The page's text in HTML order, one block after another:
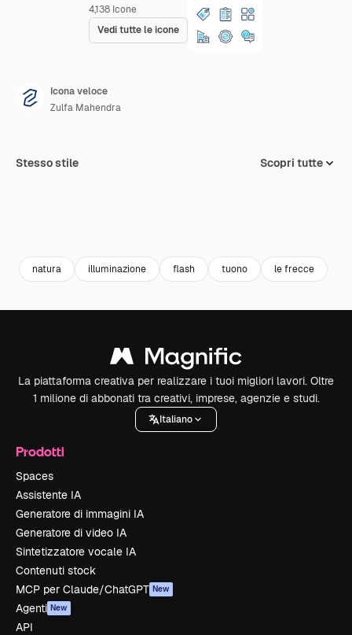
4,138 Icone
Vedi tutte le icone
Icona veloce
Zulfa Mahendra
Stesso stile Scopri tutte
natura illuminazione flash tuono le frecce
La piattaforma creativa per realizzare i tuoi migliori lavori. Oltre
1 milione di abbonati tra creativi, imprese, agenzie e studi.
Italiano
Prodotti
Spaces
Assistente IA
Generatore di immagini IA
Generatore di video IA
Sintetizzatore vocale IA
Contenuti stock
MCP per Claude/ChatGPT New
Agenti New
API